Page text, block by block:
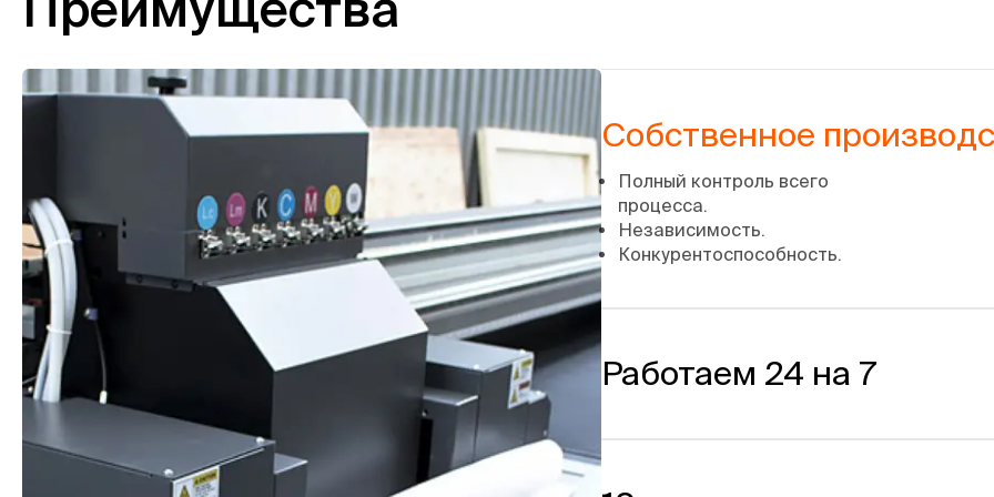
Собственное
Полный контроль всего
процесса.
Независимость.
Конкурентоспособность.
Работаем 24 на 7